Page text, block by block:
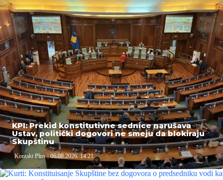
KPI: Prekid konstitutivne sednice narušava
Ustav, politički dogovori ne smeju da blokiraju
Skupštinu
Kontakt Plus 06.08.2026. 14:21